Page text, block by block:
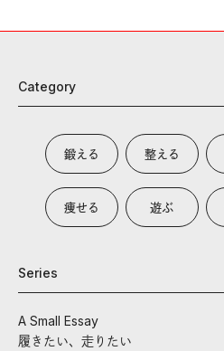
Category
鍛える 整える
痩せる 遊ぶ
Series
A Small Essay
履きたい、走りたい